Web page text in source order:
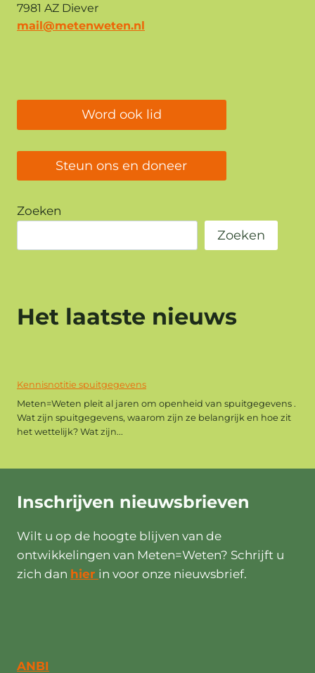
7981 AZ Diever
mail@metenweten.nl
Word ook lid
Steun ons en doneer
Zoeken
Zoeken
Het laatste nieuws
Kennisnotitie spuitgegevens
Meten=Weten pleit al jaren om openheid van spuitgegevens .
Wat zijn spuitgegevens, waarom zijn ze belangrijk en hoe zit
het wettelijk? Wat zijn...
Inschrijven nieuwsbrieven
Wilt u op de hoogte blijven van de
ontwikkelingen van Meten=Weten? Schrijft u
zich dan hier in voor onze nieuwsbrief.
ANBI